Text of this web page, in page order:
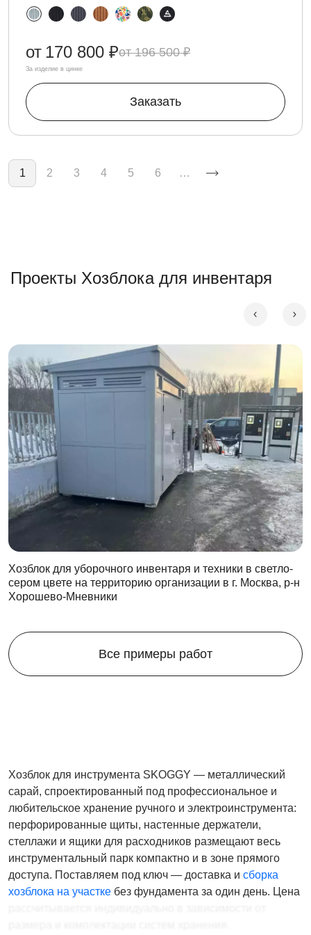
196 500 ₽
от 170 800 ₽
За изделие в цинке
Заказать
Нумерация страниц
1 2 3 4 5 6 …
Проекты Хозблока для инвентаря
Хозблок для уборочного инвентаря и техники в светло-
сером цвете на территорию организации в г. Москва, р-н
Хорошево-Мневники
Все примеры работ
Хозблок для инструмента SKOGGY — металлический
сарай, спроектированный под профессиональное и
любительское хранение ручного и электроинструмента:
перфорированные щиты, настенные держатели,
стеллажи и ящики для расходников размещают весь
инструментальный парк компактно и в зоне прямого
доступа. Поставляем под ключ — доставка и сборка
хозблока на участке без фундамента за один день. Цена